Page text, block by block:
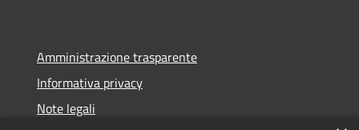
Amministrazione trasparente
Informativa privacy
Note legali